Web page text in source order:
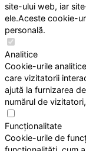
site-ului web, iar
ele.Aceste cookie-
personală.
Analitice
Cookie-urile
care vizitatorii
ajută la furnizarea
numărul de
Funcționalitate
Cookie-urile de